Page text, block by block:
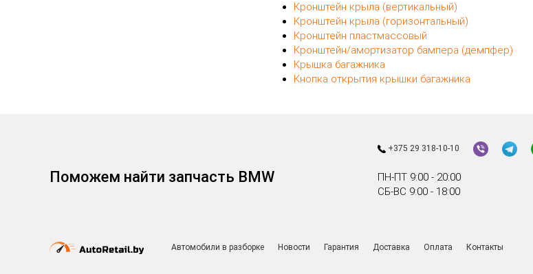
Кронштейн крыла (вертикальный)
Кронштейн крыла (горизонтальный)
Кронштейн пластмассовый
Кронштейн/амортизатор бампера (демпфер)
Крышка багажника
Кнопка открытия крышки багажника
Поможем найти запчасть BMW
+375 29 318-10-10
ПН-ПТ 9:00 - 20:00
СБ-ВС 9:00 - 18:00
Автомобили в разборке Новости Гарантия Доставка Оплата Контакты